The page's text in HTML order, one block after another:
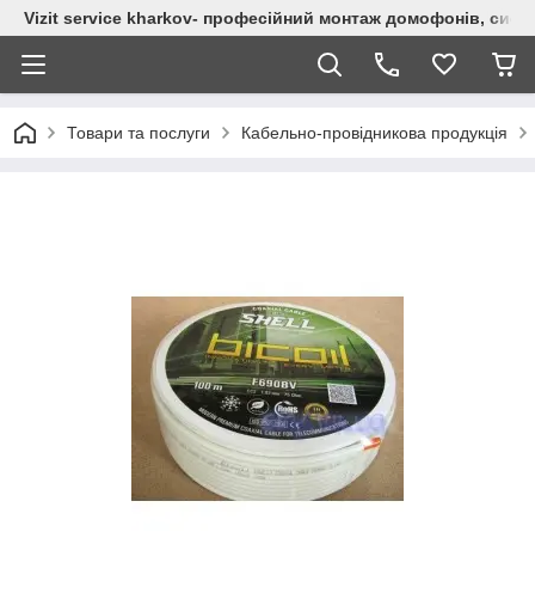
Vizit service kharkov- професійний монтаж домофонів,
Товари та послуги Кабельно-провідникова продукція